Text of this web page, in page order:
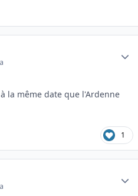
la même date que l'Ardenne
1